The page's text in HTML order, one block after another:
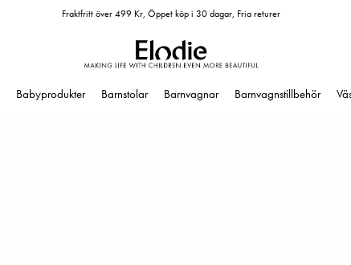
Fraktfritt över 499 Kr, Öppet köp i 30 dagar, Fria returer
Babyprodukter Barnstolar Barnvagnar Barnvagnstillbehör